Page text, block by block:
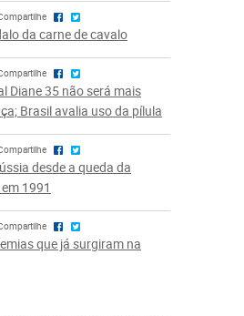
da carne de cavalo
Diane 35 não será mais
Brasil avalia uso da pílula
desde a queda da
1991
que já surgiram na